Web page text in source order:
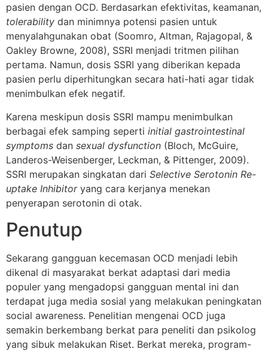
pasien dengan OCD. Berdasarkan efektivitas, keamanan,
tolerability dan minimnya potensi pasien untuk
menyalahgunakan obat (Soomro, Altman, Rajagopal, &
Oakley Browne, 2008), SSRI menjadi tritmen pilihan
pertama. Namun, dosis SSRI yang diberikan kepada
pasien perlu diperhitungkan secara hati-hati agar tidak
menimbulkan efek negatif.
Karena meskipun dosis SSRI mampu menimbulkan
berbagai efek samping seperti initial gastrointestinal
symptoms dan sexual dysfunction (Bloch, McGuire,
Landeros-Weisenberger, Leckman, & Pittenger, 2009).
SSRI merupakan singkatan dari Selective Serotonin Re-
uptake Inhibitor yang cara kerjanya menekan
penyerapan serotonin di otak.
Penutup
Sekarang gangguan kecemasan OCD menjadi lebih
dikenal di masyarakat berkat adaptasi dari media
populer yang mengadopsi gangguan mental ini dan
terdapat juga media sosial yang melakukan peningkatan
social awareness. Penelitian mengenai OCD juga
semakin berkembang berkat para peneliti dan psikolog
yang sibuk melakukan Riset. Berkat mereka, program-